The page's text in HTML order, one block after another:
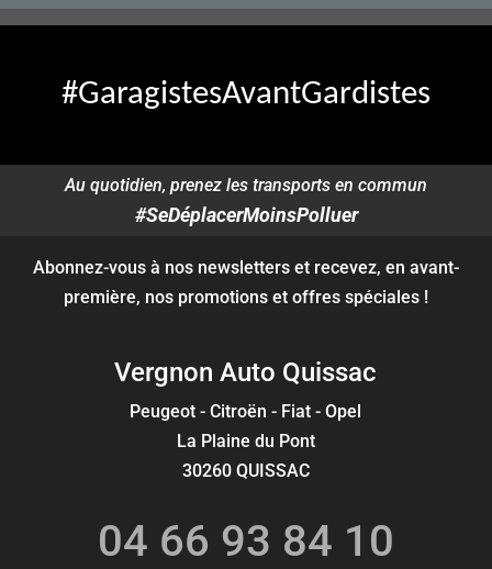
#GaragistesAvantGardistes
Au quotidien, prenez les transports en commun
#SeDéplacerMoinsPolluer
Abonnez-vous à nos newsletters et recevez, en avant-
première, nos promotions et offres spéciales !
Vergnon Auto Quissac
Peugeot - Citroën - Fiat - Opel
La Plaine du Pont
30260 QUISSAC
04 66 93 84 10